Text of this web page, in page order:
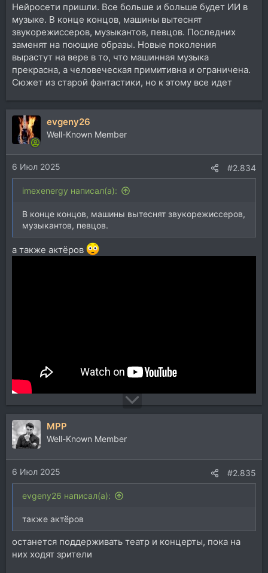
Нейросети пришли. Все больше и больше будет ИИ в
музыке. В конце концов, машины вытеснят
звукорежиссеров, музыкантов, певцов. Последних
заменят на поющие образы. Новые поколения
вырастут на вере в то, что машинная музыка
прекрасна, а человеческая примитивна и ограничена.
Сюжет из старой фантастики, но к этому все идет
evgeny26
Well-Known Member
6 Июл 2025 #2.834
imexenergy написал(а):
В конце концов, машины вытеснят звукорежиссеров,
музыкантов, певцов.
а также актёров
MPP
Well-Known Member
6 Июл 2025 #2.835
evgeny26 написал(а):
также актёров
останется поддерживать театр и концерты, пока на
них ходят зрители